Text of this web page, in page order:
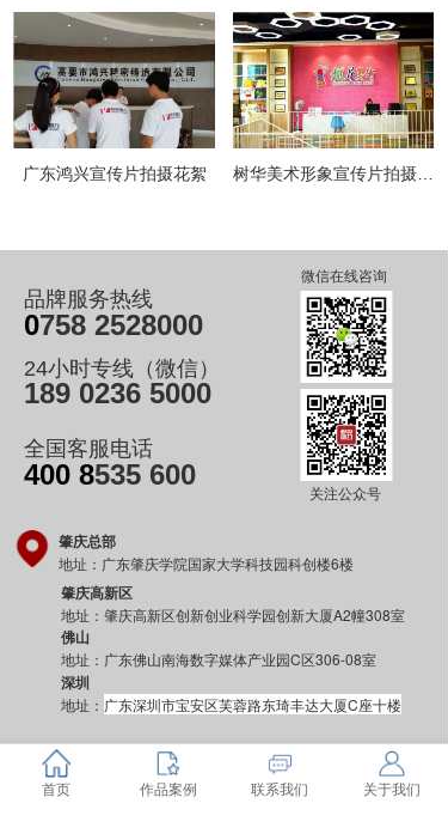
广东鸿兴宣传片拍摄花絮 树华美术形象宣传片拍摄制作花絮
微信在线咨询
肇庆总部
地址：广东肇庆学院国家大学科技园科创楼6楼
肇庆高新区
地址：肇庆高新区创新创业科学园创新大厦A2幢308室
佛山
地址：广东佛山南海数字媒体产业园C区306-08室
深圳
地址： 广东深圳市宝安区芙蓉路东琦丰达大厦C座十楼
我们的服务范围
品牌宣传片制作
动力航拍
动力设计 DL-
关注公众号
全国客服电话
400 8535 600
品牌服务热线
0758 2528000
24小时专线（微信）
189 0236 5000
首页 作品案例 联系我们 关于我们